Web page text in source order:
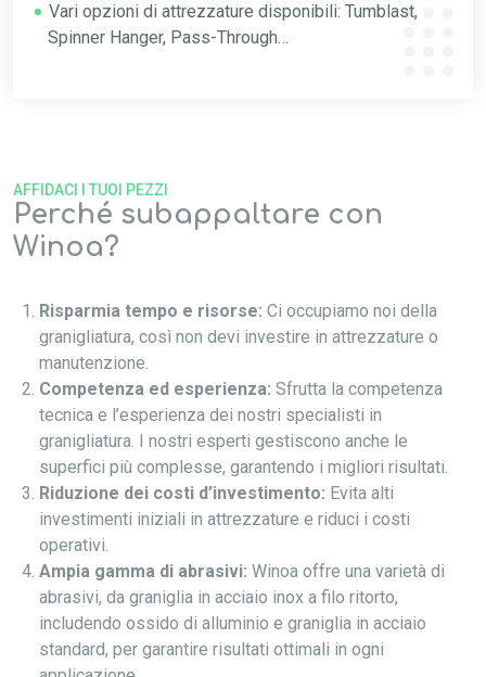
Vari opzioni di attrezzature disponibili: Tumblast,
Spinner Hanger, Pass-Through…
Perché subappaltare con
Winoa?
AFFIDACI I TUOI PEZZI
Risparmia tempo e risorse: Ci occupiamo noi della
granigliatura, così non devi investire in attrezzature o
manutenzione.
Competenza ed esperienza: Sfrutta la competenza
tecnica e l’esperienza dei nostri specialisti in
granigliatura. I nostri esperti gestiscono anche le
superfici più complesse, garantendo i migliori risultati.
Riduzione dei costi d’investimento: Evita alti
investimenti iniziali in attrezzature e riduci i costi
operativi.
Ampia gamma di abrasivi: Winoa offre una varietà di
abrasivi, da graniglia in acciaio inox a filo ritorto,
includendo ossido di alluminio e graniglia in acciaio
standard, per garantire risultati ottimali in ogni